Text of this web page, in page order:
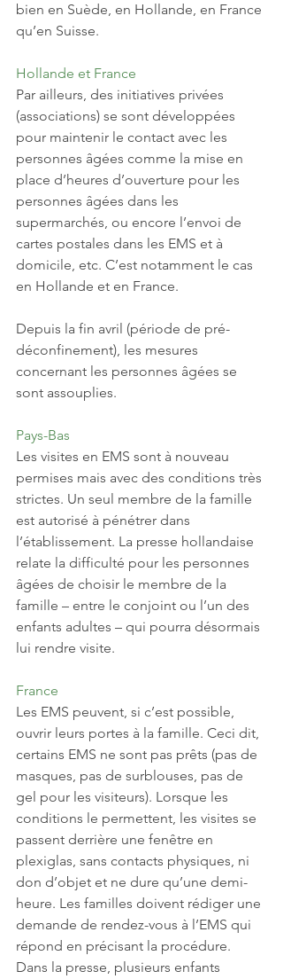
bien en Suède, en Hollande, en France
qu’en Suisse.
Hollande et France
Par ailleurs, des initiatives privées
(associations) se sont développées
pour maintenir le contact avec les
personnes âgées comme la mise en
place d’heures d’ouverture pour les
personnes âgées dans les
supermarchés, ou encore l’envoi de
cartes postales dans les EMS et à
domicile, etc. C’est notamment le cas
en Hollande et en France.
Depuis la fin avril (période de pré-
déconfinement), les mesures
concernant les personnes âgées se
sont assouplies.
Pays-Bas
Les visites en EMS sont à nouveau
permises mais avec des conditions très
strictes. Un seul membre de la famille
est autorisé à pénétrer dans
l’établissement. La presse hollandaise
relate la difficulté pour les personnes
âgées de choisir le membre de la
famille – entre le conjoint ou l’un des
enfants adultes – qui pourra désormais
lui rendre visite.
France
Les EMS peuvent, si c’est possible,
ouvrir leurs portes à la famille. Ceci dit,
certains EMS ne sont pas prêts (pas de
masques, pas de surblouses, pas de
gel pour les visiteurs). Lorsque les
conditions le permettent, les visites se
passent derrière une fenêtre en
plexiglas, sans contacts physiques, ni
don d’objet et ne dure qu’une demi-
heure. Les familles doivent rédiger une
demande de rendez-vous à l’EMS qui
répond en précisant la procédure.
Dans la presse, plusieurs enfants